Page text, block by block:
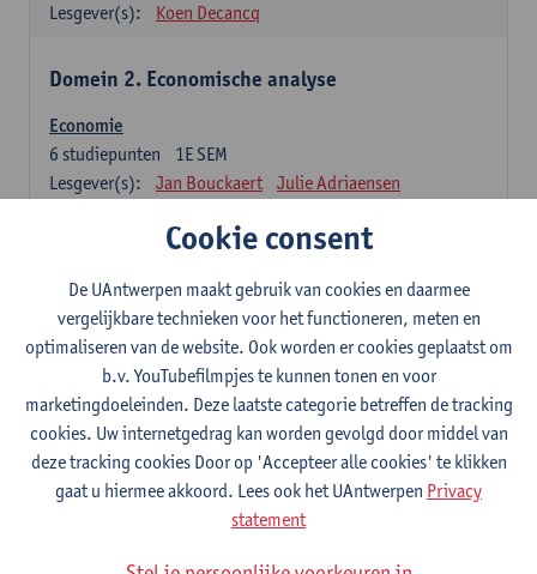
Lesgever(s):
Koen Decancq
Domein 2. Economische analyse
Economie
1E SEM
6 studiepunten
Lesgever(s):
Jan Bouckaert Julie Adriaensen
Domein 3. Bedrijfseconomie
Accountancy
1E/2E SEM
6studiepunten
Lesgever(s):
Tom Van Caneghem Christine Lippens
Domein 6. Kwantitatieve methoden
Beschrijvende statistiek en kansrekenen
2E SEM
3studiepunten
Stephan Van der Veeken
Cookie consent
De UAntwerpen maakt gebruik van cookies en daarmee
vergelijkbare technieken voor het functioneren, meten en
optimaliseren van de website. Ook worden er cookies geplaatst om
b.v. YouTubefilmpjes te kunnen tonen en voor
marketingdoeleinden. Deze laatste categorie betreffen de tracking
cookies. Uw internetgedrag kan worden gevolgd door middel van
deze tracking cookies Door op 'Accepteer alle cookies' te klikken
gaat u hiermee akkoord. Lees ook het UAntwerpen Privacy
statement